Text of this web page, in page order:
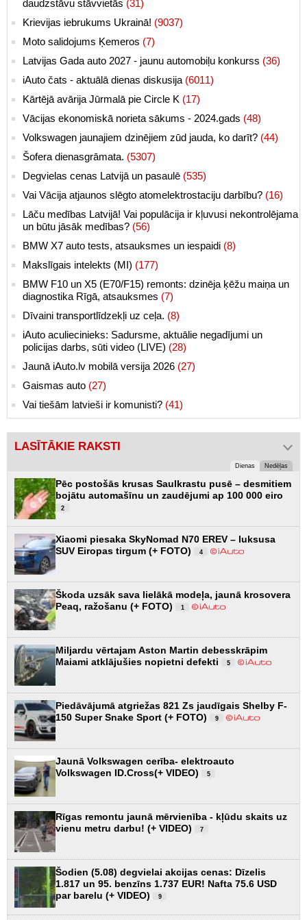
daudzstāvu stāvvietās (31)
Krievijas iebrukums Ukrainā! (9037)
Moto salidojums Ķemeros (7)
Latvijas Gada auto 2027 - jaunu automobiļu konkurss (36)
iAuto čats - aktuālā dienas diskusija (6011)
Kārtējā avārija Jūrmalā pie Circle K (17)
Vācijas ekonomiskā norieta sākums - 2024.gads (48)
Volkswagen jaunajiem dzinējiem zūd jauda, ko darīt? (44)
Šofera dienasgrāmata. (5307)
Degvielas cenas Latvijā un pasaulē (535)
Vai Vācija atjaunos slēgto atomelektrostaciju darbību? (16)
Lāču medības Latvijā! Vai populācija ir kļuvusi nekontrolējama
un būtu jāsāk medības? (56)
BMW X7 auto tests, atsauksmes un iespaidi (8)
Makslīgais intelekts (MI) (177)
BMW F10 un X5 (E70/F15) remonts: dzinēja ķēžu maiņa un
diagnostika Rīgā, atsauksmes (7)
Dīvaini transportlīdzekļi uz ceļa. (8)
iAuto aculiecinieks: Sadursme, aktuālie negadījumi un
policijas darbs, sūti video (LIVE) (28)
Jaunā iAuto.lv mobilā versija 2026 (27)
Gaismas auto (27)
Vai tiešām latvieši ir komunisti? (41)
LASĪTĀKIE RAKSTI
Dienas Nedēļas
Pēc postošās krusas Saulkrastu pusē – desmitiem
bojātu automašīnu un zaudējumi ap 100 000 eiro
2
Xiaomi piesaka SkyNomad N70 EREV – luksusa
SUV Eiropas tirgum (+ FOTO)
4
Škoda uzsāk sava lielākā modeļa, jaunā krosovera
Peaq, ražošanu (+ FOTO)
1
Miljardu vērtajam Aston Martin debesskrāpim
Maiami atklājušies nopietni defekti
5
Piedāvājumā atgriežas 821 Zs jaudīgais Shelby F-
150 Super Snake Sport (+ FOTO)
9
Jaunā Volkswagen cerība- elektroauto
Volkswagen ID.Cross(+ VIDEO)
5
Rīgas remontu jaunā mērvienība - kļūdu skaits uz
vienu metru darbu! (+ VIDEO)
7
Šodien (5.08) degvielai akcijas cenas: Dīzelis
1.817 un 95. benzīns 1.737 EUR! Nafta 75.6 USD
par barelu (+ VIDEO)
9